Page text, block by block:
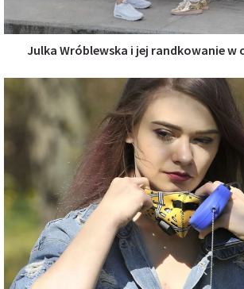
Julka Wróblewska i jej randkowanie w